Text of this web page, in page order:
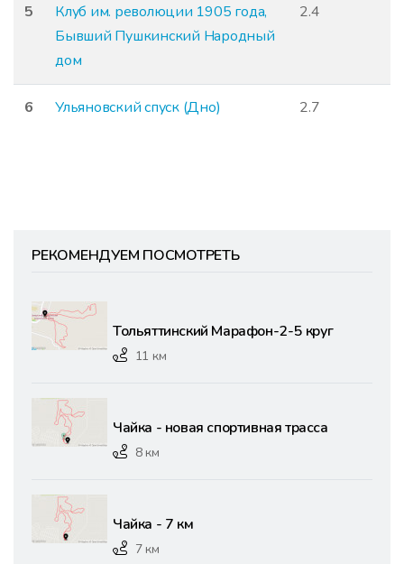
5
Клуб им. революции 1905 года,
Бывший Пушкинский Народный
дом
2.4
6 Ульяновский спуск (Дно) 2.7
РЕКОМЕНДУЕМ ПОСМОТРЕТЬ
Тольяттинский Марафон-2-5 круг
11 км
Чайка - новая спортивная трасса
8 км
Чайка - 7 км
7 км